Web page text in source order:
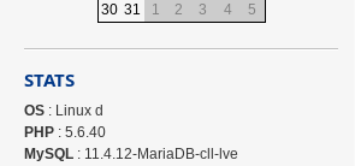
30 31 1 2 3 4 5
STATS
OS : Linux d
PHP : 5.6.40
MySQL : 11.4.12-MariaDB-cll-lve